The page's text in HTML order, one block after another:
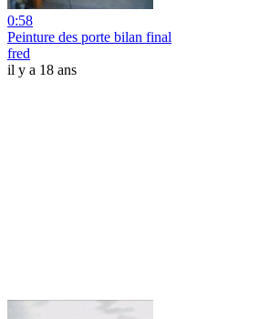
0:58
Peinture des porte bilan final
fred
il y a 18 ans